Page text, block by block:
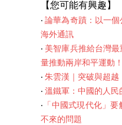
【您可能有興趣】
‧論華為奇蹟：以一個
海外通訊
‧ 美智庫兵推給台灣
量推動兩岸和平運動！
‧ 朱雲漢｜突破與超越
‧ 溫鐵軍：中國的人民
‧ 「中國式現代化」
不來的問題